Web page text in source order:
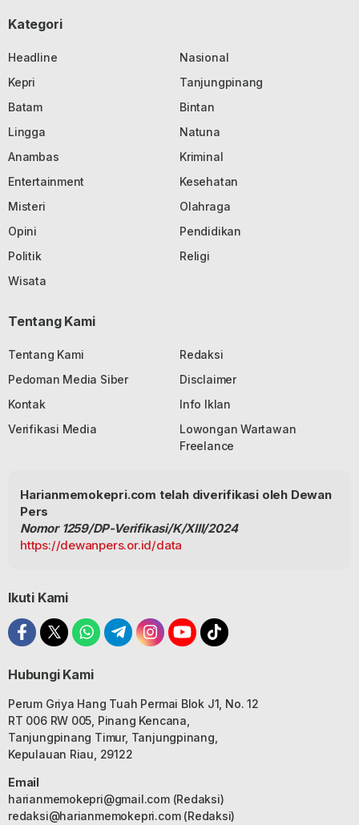
Kategori
Headline
Nasional
Kepri
Tanjungpinang
Batam
Bintan
Lingga
Natuna
Anambas
Kriminal
Entertainment
Kesehatan
Misteri
Olahraga
Opini
Pendidikan
Politik
Religi
Wisata
Tentang Kami
Tentang Kami
Redaksi
Pedoman Media Siber
Disclaimer
Kontak
Info Iklan
Verifikasi Media
Lowongan Wartawan
Freelance
Harianmemokepri.com telah diverifikasi oleh Dewan
Pers
Nomor 1259/DP-Verifikasi/K/XIII/2024
https://dewanpers.or.id/data
Ikuti Kami
Hubungi Kami
Perum Griya Hang Tuah Permai Blok J1, No. 12
RT 006 RW 005, Pinang Kencana,
Tanjungpinang Timur, Tanjungpinang,
Kepulauan Riau, 29122
Email
harianmemokepri@gmail.com(Redaksi)
redaksi@harianmemokepri.com(Redaksi)